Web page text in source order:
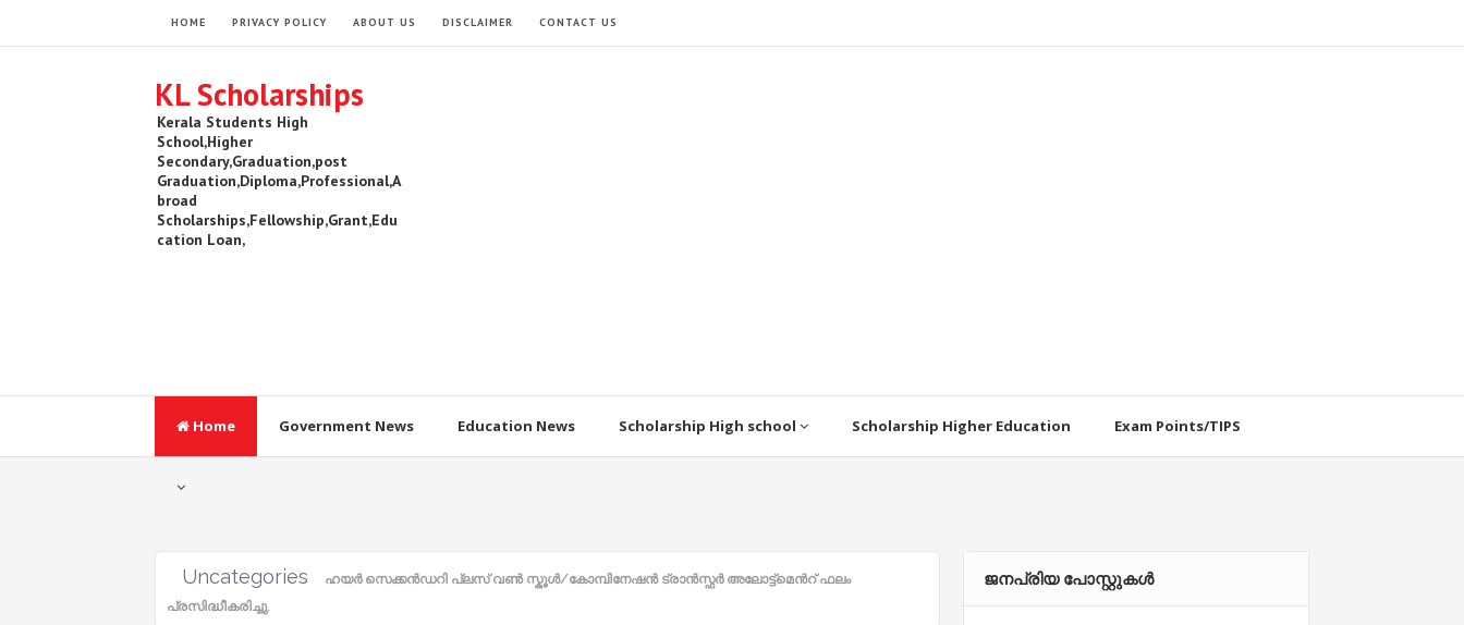
HOME PRIVACY POLICY ABOUT US DISCLAIMER CONTACT US
KL Scholarships
Kerala Students High
School,Higher
Secondary,Graduation,post
Graduation,Diploma,Professional,A
broad
Scholarships,Fellowship,Grant,Edu
cation Loan,
Home Government News Education News Scholarship High school Scholarship Higher Education Exam Points/TIPS
Uncategories
ഹയർ സെക്കൻഡറി പ്ലസ് വൺ സ്കൂൾ/കോമ്പിനേഷൻ ട്രാൻസ്ഫർ അലോട്ട്മെൻറ് ഫലം
പ്രസിദ്ധീകരിച്ചു.
ജനപ്രിയ പോസ്റ്റുകള്‍‌